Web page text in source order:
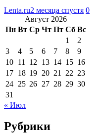
Lenta.ru2 месяца спустя 0
Август 2026
Пн Вт Ср Чт Пт Сб Вс
1
2
3
4 5 6 7 8
9
10 11 12 13 14 15 16
17 18 19 20 21 22 23
24 25 26 27 28 29 30
31
« Июл
Рубрики